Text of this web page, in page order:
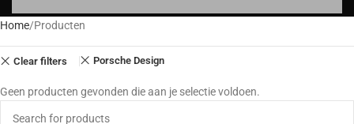
Home Producten
Clear filters Porsche Design
Geen producten gevonden die aan je selectie voldoen.